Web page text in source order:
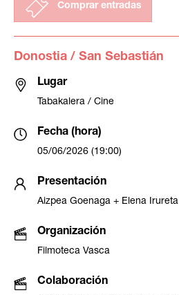
Comprar entradas
Donostia / San Sebastián
Lugar
Tabakalera / Cine
Fecha (hora)
05/06/2026 (19:00)
Presentación
Aizpea Goenaga + Elena Irureta
Organización
Filmoteca Vasca
Colaboración